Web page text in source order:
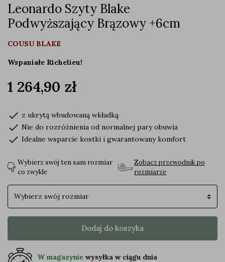
Leonardo Szyty Blake
Podwyższający Brązowy +6cm
COUSU BLAKE
Wspaniałe Richelieu!
1 264,90 zł
check z ukrytą wbudowaną wkładką
check Nie do rozróżnienia od normalnej pary obuwia
check Idealne wsparcie kostki i gwarantowany komfort
Wybierz swój ten sam rozmiar
co zwykle
Zobacz przewodnik po
rozmiarze
Rozmiar buta
Dodaj do koszyka
W magazynie wysyłka w ciągu dnia